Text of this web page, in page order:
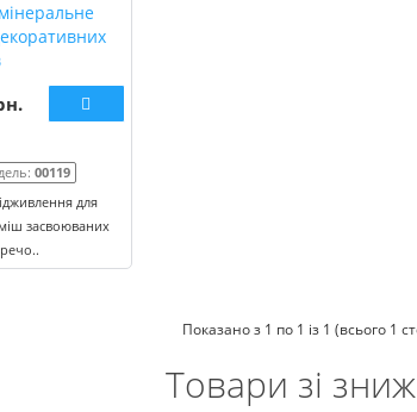
00119
для
засвоюваних
Показано з 1 по 1 із 1 (всього 1
Товари зі